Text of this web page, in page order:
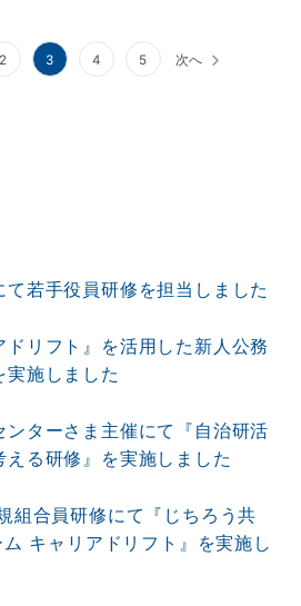
2 3 4 5 次へ
若手役員研修を担当しました
リフト』を活用した新人公務
実施しました
ターさま主催にて『自治研活
る研修』を実施しました
組合員研修にて『じちろう共
キャリアドリフト』を実施し